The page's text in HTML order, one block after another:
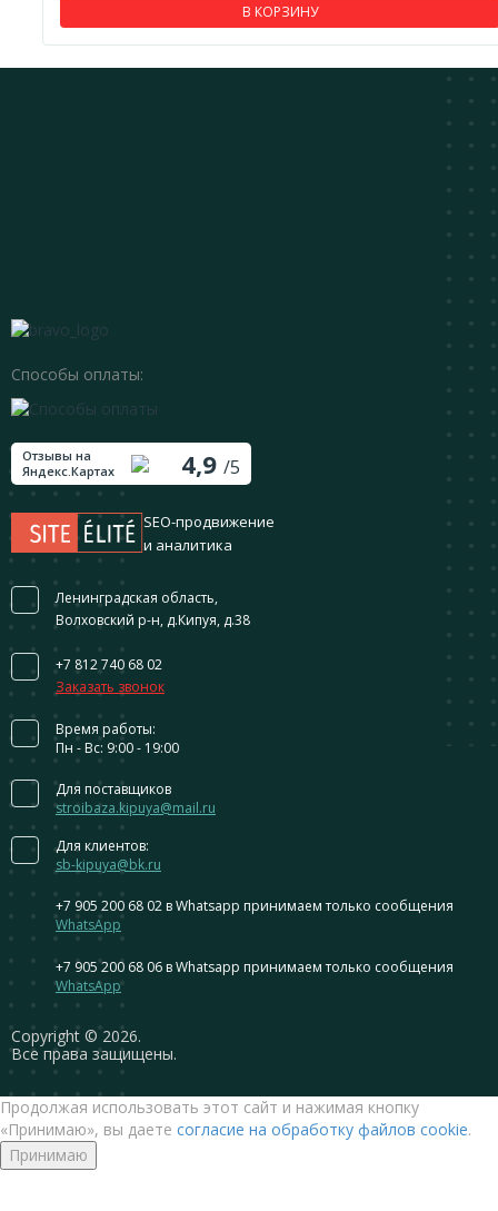
В КОРЗИНУ
Сopyright © 2026.
Все права защищены.
Способы оплаты:
Отзывы на
Яндекс.Картах
4,9 /5
SEO-продвижение
и аналитика
Ленинградская область,
Волховский р-н, д.Кипуя, д.38
+7 812 740 68 02
Заказать звонок
Время работы:
Пн - Вс: 9:00 - 19:00
Для поставщиков
stroibaza.kipuya@mail.ru
Для клиентов:
sb-kipuya@bk.ru
+7 905 200 68 02 в Whatsapp принимаем только сообщения
WhatsApp
+7 905 200 68 06 в Whatsapp принимаем только сообщения
WhatsApp
Продолжая использовать этот сайт и нажимая кнопку
«Принимаю», вы даете согласие на обработку файлов cookie.
Принимаю